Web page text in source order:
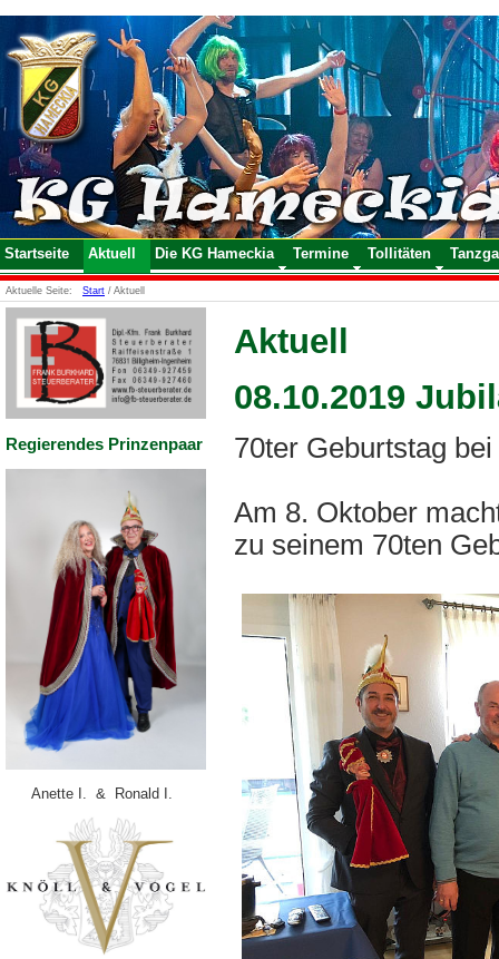
Startseite Aktuell Die KG Hameckia Termine Tollitäten
Aktuelle Seite: Start / Aktuell
Regierendes Prinzenpaar
Anette I. & Ronald I.
Aktuell
08.10.2019
70ter Geburtstag
Am 8. Oktober
zu seinem 70ten